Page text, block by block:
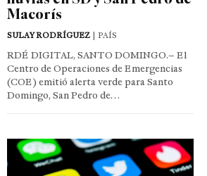
Macorís
SULAY RODRÍGUEZ | PAÍS
RDÉ DIGITAL, SANTO DOMINGO.– El
Centro de Operaciones de Emergencias
(COE) emitió alerta verde para Santo
Domingo, San Pedro de…